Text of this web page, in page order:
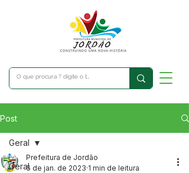
Post
Geral
Geral
Prefeitura de Jordão
6 de jan. de 2023 1 min de leitura